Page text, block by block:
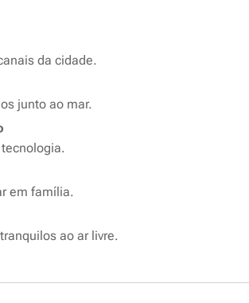
da cidade.
junto ao mar.
em família.
ao ar livre.